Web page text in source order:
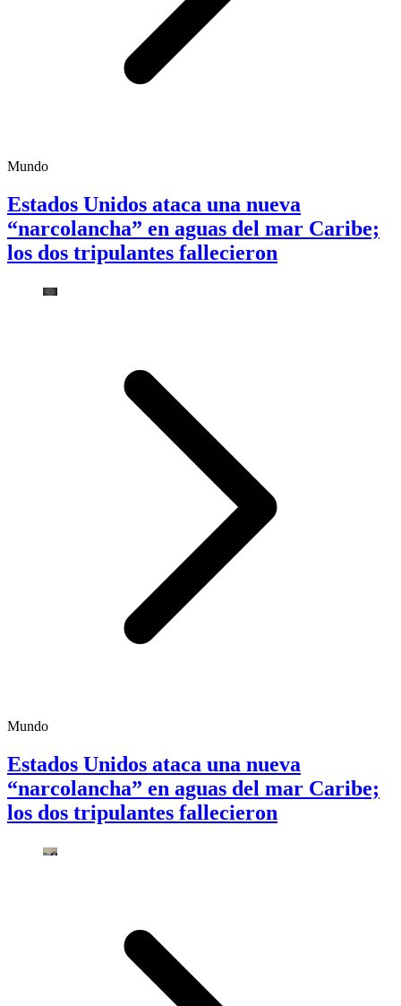
Mundo
Estados Unidos ataca una nueva
“narcolancha” en aguas del mar Caribe;
los dos tripulantes fallecieron
Mundo
Estados Unidos ataca una nueva
“narcolancha” en aguas del mar Caribe;
los dos tripulantes fallecieron